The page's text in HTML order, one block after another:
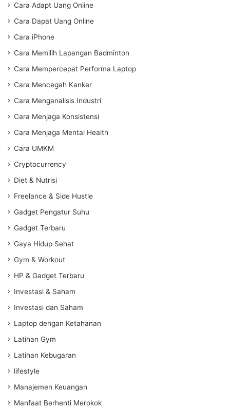
Cara Adapt Uang Online
Cara Dapat Uang Online
Cara iPhone
Cara Memilih Lapangan Badminton
Cara Mempercepat Performa Laptop
Cara Mencegah Kanker
Cara Menganalisis Industri
Cara Menjaga Konsistensi
Cara Menjaga Mental Health
Cara UMKM
Cryptocurrency
Diet & Nutrisi
Freelance & Side Hustle
Gadget Pengatur Suhu
Gadget Terbaru
Gaya Hidup Sehat
Gym & Workout
HP & Gadget Terbaru
Investasi & Saham
Investasi dan Saham
Laptop dengan Ketahanan
Latihan Gym
Latihan Kebugaran
lifestyle
Manajemen Keuangan
Manfaat Berhenti Merokok